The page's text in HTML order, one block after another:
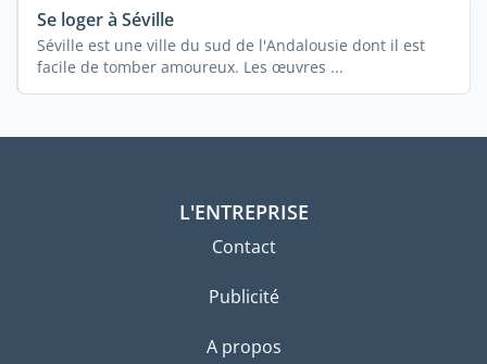
Se loger à Séville
Séville est une ville du sud de l'Andalousie dont il est
facile de tomber amoureux. Les œuvres ...
L'ENTREPRISE
Contact
Publicité
A propos